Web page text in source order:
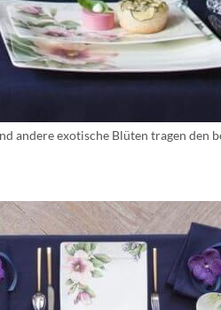
andere exotische Blüten tragen den